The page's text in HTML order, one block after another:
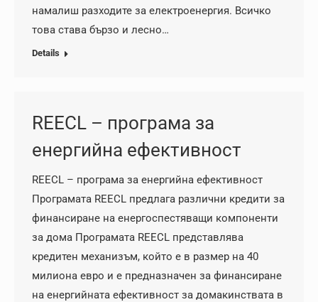
намалиш разходите за електроенергия. Всичко
това става бързо и лесно…
Details
REECL – програма за
енергийна ефективност
REECL – програма за енергийна ефективност
Програмата REECL предлага различни кредити за
финансиране на енергоспестяващи компоненти
за дома Програмата REECL представлява
кредитен механизъм, който е в размер на 40
милиона евро и е предназначен за финансиране
на енергийната ефективност за домакинствата в